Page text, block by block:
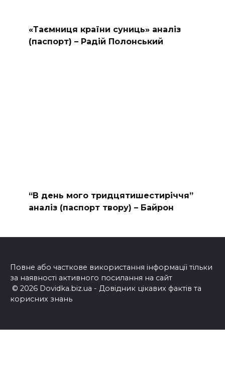
«Таємниця країни суниць» аналіз
(паспорт) – Радій Полонський
“В день мого тридцятишестиріччя”
аналіз (паспорт твору) – Байрон
Повне або часткове використання інформації тільки
за наявності активного посилання на сайт
© 2026 Dovidka.biz.ua - Довідник цікавих фактів та
корисних знань